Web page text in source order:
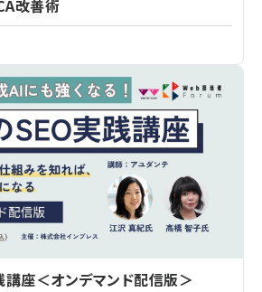
改善術
座＜オンデマンド配信版＞